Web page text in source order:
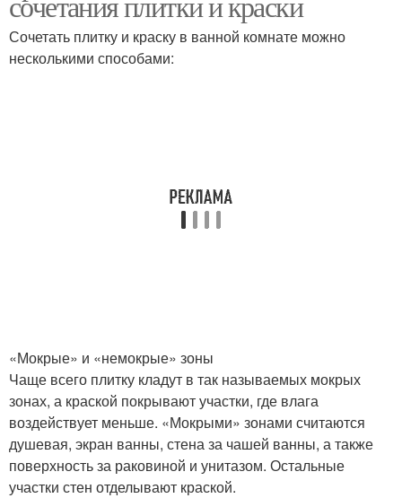
Сочетать плитку и краску в ванной комнате можно
несколькими способами:
«Мокрые» и «немокрые» зоны
Чаще всего плитку кладут в так называемых мокрых
зонах, а краской покрывают участки, где влага
воздействует меньше. «Мокрыми» зонами считаются
душевая, экран ванны, стена за чашей ванны, а также
поверхность за раковиной и унитазом. Остальные
участки стен отделывают краской.